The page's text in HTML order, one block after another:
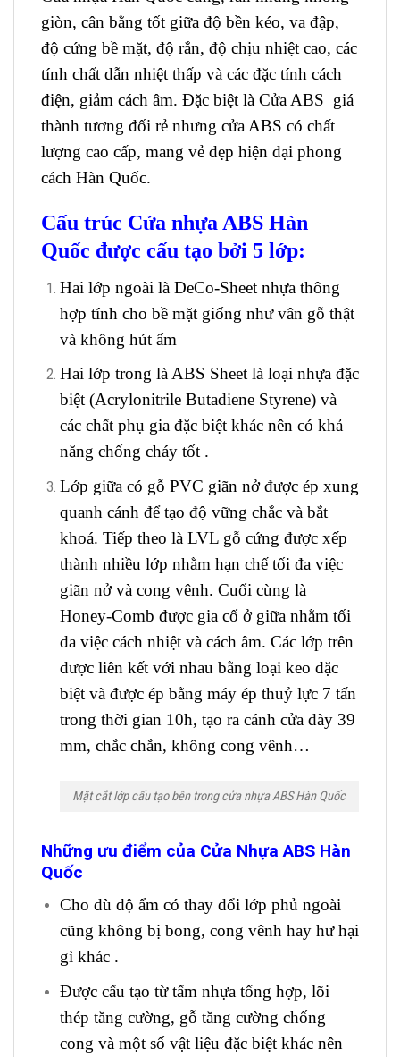
giòn, cân bằng tốt giữa độ bền kéo, va đập,
độ cứng bề mặt, độ rắn, độ chịu nhiệt cao, các
tính chất dẫn nhiệt thấp và các đặc tính cách
điện, giảm cách âm. Đặc biệt là Cửa ABS giá
thành tương đối rẻ nhưng cửa ABS có chất
lượng cao cấp, mang vẻ đẹp hiện đại phong
cách Hàn Quốc.
Cấu trúc Cửa nhựa ABS Hàn
Quốc được cấu tạo bởi 5 lớp:
Hai lớp ngoài là DeCo-Sheet nhựa thông
hợp tính cho bề mặt giống như vân gỗ thật
và không hút ẩm
Hai lớp trong là ABS Sheet là loại nhựa đặc
biệt (Acrylonitrile Butadiene Styrene) và
các chất phụ gia đặc biệt khác nên có khả
năng chống cháy tốt .
Lớp giữa có gỗ PVC giãn nở được ép xung
quanh cánh để tạo độ vững chắc và bắt
khoá. Tiếp theo là LVL gỗ cứng được xếp
thành nhiều lớp nhằm hạn chế tối đa việc
giãn nở và cong vênh. Cuối cùng là
Honey-Comb được gia cố ở giữa nhằm tối
đa việc cách nhiệt và cách âm. Các lớp trên
được liên kết với nhau bằng loại keo đặc
biệt và được ép bằng máy ép thuỷ lực 7 tấn
trong thời gian 10h, tạo ra cánh cửa dày 39
mm, chắc chắn, không cong vênh…
Mặt cắt lớp cấu tạo bên trong cửa nhựa ABS Hàn Quốc
Những ưu điểm của Cửa Nhựa ABS Hàn
Quốc
Cho dù độ ẩm có thay đổi lớp phủ ngoài
cũng không bị bong, cong vênh hay hư hại
gì khác .
Được cấu tạo từ tấm nhựa tổng hợp, lõi
thép tăng cường, gỗ tăng cường chống
cong và một số vật liệu đặc biệt khác nên